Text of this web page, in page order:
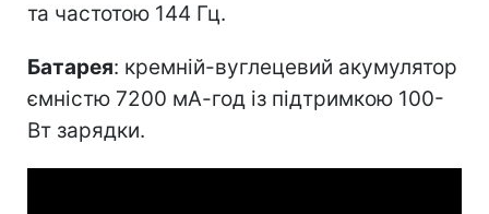
та частотою 144 Гц.
Батарея: кремній-вуглецевий акумулятор
ємністю 7200 мА-год із підтримкою 100-
Вт зарядки.